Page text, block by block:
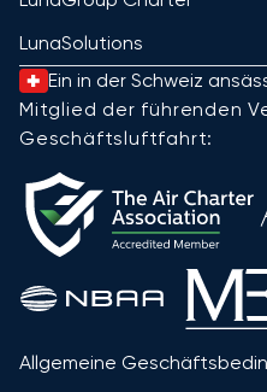
LunaSolutions
Ein in der Schweiz
Mitglied der führenden
Geschäftsluftfahrt:
Allgemeine